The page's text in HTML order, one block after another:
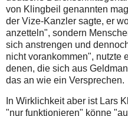
von Klingbeil genannten
der Vize-Kanzler sagte, er
anzetteln", sondern
sich anstrengen und
nicht vorankommen", nutzte
denen, die sich aus
das an wie ein Versprechen.
In Wirklichkeit aber ist Lars
"nur funktionieren" könne